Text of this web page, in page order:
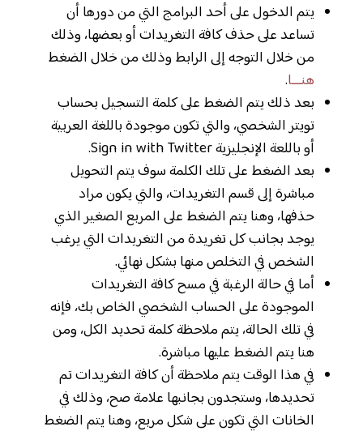
يتم الدخول على أحد البرامج التي من دورها أن
تساعد على حذف كافة التغريدات أو بعضها، وذلك
من خلال التوجه إلى الرابط وذلك من خلال الضغط
هنـــا.
بعد ذلك يتم الضغط على كلمة التسجيل بحساب
تويتر الشخصي، والتي تكون موجودة باللغة العربية
أو باللعة الإنجليزية Sign in with Twitter.
بعد الضغط على تلك الكلمة سوف يتم التحويل
مباشرة إلى قسم التغريدات، والتي يكون مراد
حذفها، وهنا يتم الضغط على المربع الصغير الذي
يوجد بجانب كل تغريدة من التغريدات التي يرغب
الشخص في التخلص منها بشكل نهائي.
أما في حالة الرغبة في مسح كافة التغريدات
الموجودة على الحساب الشخصي الخاص بك، فإنه
في تلك الحالة، يتم ملاحظة كلمة تحديد الكل، ومن
هنا يتم الضغط عليها مباشرة.
في هذا الوقت يتم ملاحظة أن كافة التغريدات تم
تحديدها، وستجدون بجانبها علامة صح، وذلك في
الخانات التي تكون على شكل مربع، وهنا يتم الضغط